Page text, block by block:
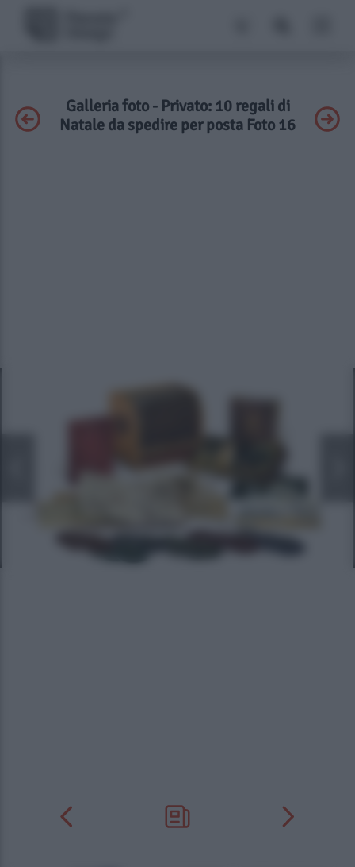
Galleria foto - Privato: 10 regali di
Natale da spedire per posta Foto 16